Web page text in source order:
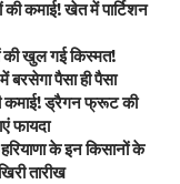
कमाई! खेत में पार्टिशन
खुल गई किस्मत!
पैसा ही पैसा
कमाई! ड्रैगन फ्रूट की
फायदा
के इन किसानों के
तारीख